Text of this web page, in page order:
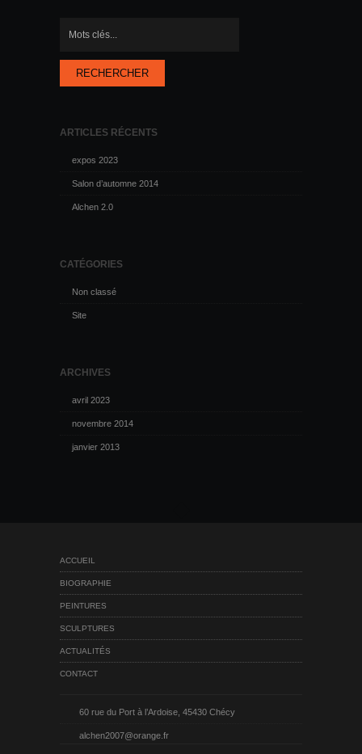
ARTICLES RÉCENTS
expos 2023
Salon d’automne 2014
Alchen 2.0
CATÉGORIES
Non classé
Site
ARCHIVES
avril 2023
novembre 2014
janvier 2013
ACCUEIL
BIOGRAPHIE
PEINTURES
SCULPTURES
ACTUALITÉS
CONTACT
60 rue du Port à l’Ardoise, 45430 Chécy
alchen2007@orange.fr